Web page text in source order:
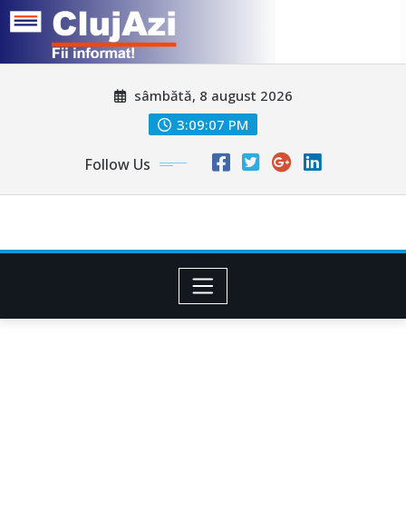
sâmbătă, 8 august 2026
3:09:10 PM
Follow Us